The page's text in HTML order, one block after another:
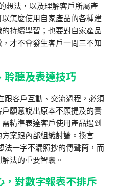
想法，以及理解客戶所屬產
怎麼使用自家產品的各種建
持續學習；也要對自家產品
才不會發生客戶一問三不知
聆聽及表達技巧
跟客戶互動、交流過程，必須
願意說出原本不願提及的實
精準表達客戶使用產品遇到
案跟內部組織討論。換言
法一字不漏照抄的傳聲筒，而
法的重要智囊。
，對數字報表不排斥